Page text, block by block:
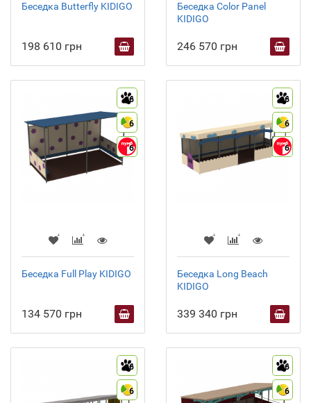
Беседка Butterfly KIDIGO
198 610 грн
Беседка Color Panel
KIDIGO
246 570 грн
6
6
6
Беседка Full Play KIDIGO
134 570 грн
6
6
6
Беседка Long Beach
KIDIGO
339 340 грн
6
6
6
6